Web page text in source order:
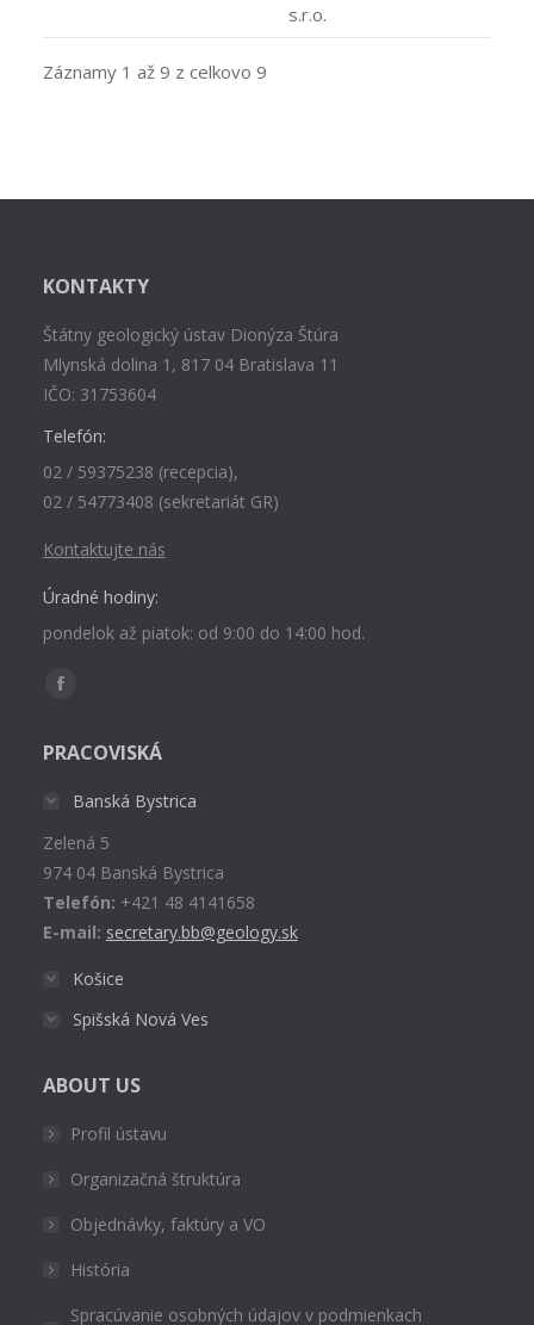
s.r.o.
Záznamy 1 až 9 z celkovo 9
KONTAKTY
Štátny geologický ústav Dionýza Štúra
Mlynská dolina 1, 817 04 Bratislava 11
IČO: 31753604
Telefón:
02 / 59375238 (recepcia),
02 / 54773408 (sekretariát GR)
Kontaktujte nás
Úradné hodiny:
pondelok až piatok: od 9:00 do 14:00 hod.
Find us on:
Facebook
opens
window
PRACOVISKÁ
Banská Bystrica
Zelená 5
974 04 Banská Bystrica
Telefón: +421 48 4141658
E-mail: secretary.bb@geology.sk
Košice
Spišská Nová Ves
ABOUT US
Profil ústavu
Organizačná štruktúra
Objednávky, faktúry a VO
História
Spracúvanie osobných údajov v podmienkach